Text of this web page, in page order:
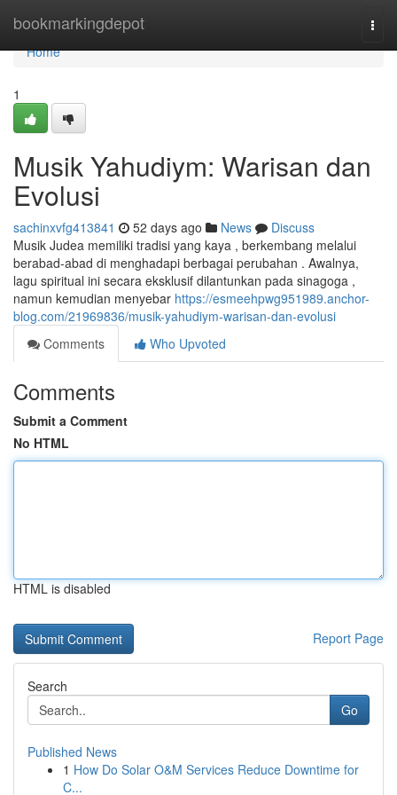
bookmarkingdepot
Home
Home
1
Musik Yahudiym: Warisan dan
Evolusi
sachinxvfg413841 52 days ago News
Discuss
Musik Judea memiliki tradisi yang kaya , berkembang melalui
berabad-abad di menghadapi berbagai perubahan . Awalnya,
lagu spiritual ini secara eksklusif dilantunkan pada sinagoga ,
namun kemudian menyebar https://esmeehpwg951989.anchor-
blog.com/21969836/musik-yahudiym-warisan-dan-evolusi
Comments
Who Upvoted
Comments
Submit a Comment
No HTML
HTML is disabled
Report Page
Search
Go
Published News
1 How Do Solar O&M Services Reduce Downtime for
C...